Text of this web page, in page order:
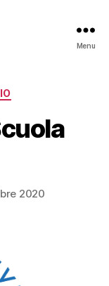
Menu
2020